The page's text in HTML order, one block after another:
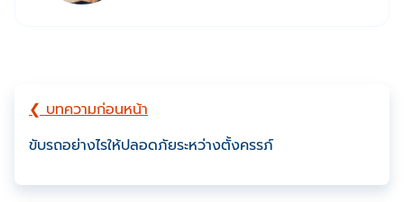
❮ บทความก่อนหน้า
ขับรถอย่างไรให้ปลอดภัยระหว่างตั้งครรภ์